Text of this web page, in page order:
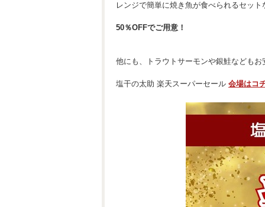
レンジで簡単に焼き魚が食べられるセット
50％OFFでご用意！
他にも、トラウトサーモンや銀鮭なども
塩干の太助 楽天スーパーセール 会場はコ